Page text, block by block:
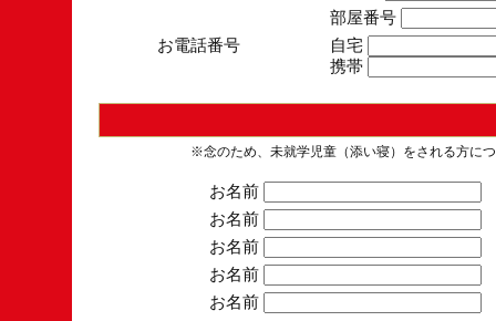
部屋番号
お電話番号
自宅
携帯
※念のため、未就学児童（添い寝）をされる方に
お名前
お名前
お名前
お名前
お名前